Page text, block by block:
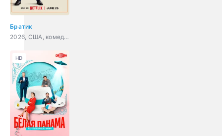
Братик
2026, США, комедия
HD